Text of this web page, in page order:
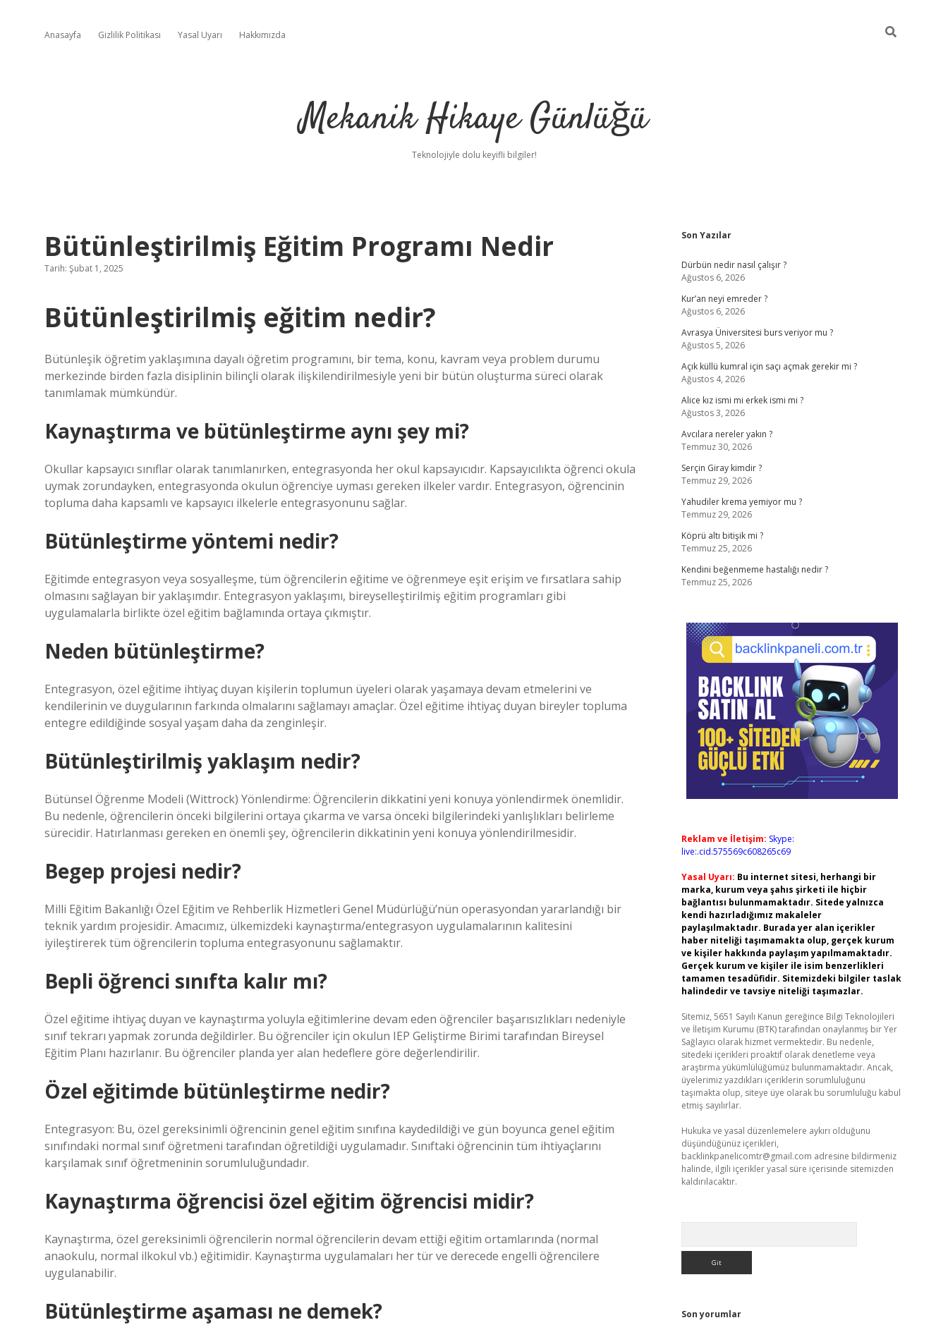
Anasayfa Gizlilik Politikası Yasal Uyarı Hakkımızda
Mekanik Hikaye Günlüğü
Teknolojiyle dolu keyifli bilgiler!
Bütünleştirilmiş Eğitim Programı Nedir
Tarih: Şubat 1, 2025
Bütünleştirilmiş eğitim nedir?
Bütünleşik öğretim yaklaşımına dayalı öğretim programını, bir tema, konu, kavram veya problem durumu
merkezinde birden fazla disiplinin bilinçli olarak ilişkilendirilmesiyle yeni bir bütün oluşturma süreci olarak
tanımlamak mümkündür.
Kaynaştırma ve bütünleştirme aynı şey mi?
Okullar kapsayıcı sınıflar olarak tanımlanırken, entegrasyonda her okul kapsayıcıdır. Kapsayıcılıkta öğrenci okula
uymak zorundayken, entegrasyonda okulun öğrenciye uyması gereken ilkeler vardır. Entegrasyon, öğrencinin
topluma daha kapsamlı ve kapsayıcı ilkelerle entegrasyonunu sağlar.
Bütünleştirme yöntemi nedir?
Eğitimde entegrasyon veya sosyalleşme, tüm öğrencilerin eğitime ve öğrenmeye eşit erişim ve fırsatlara sahip
olmasını sağlayan bir yaklaşımdır. Entegrasyon yaklaşımı, bireyselleştirilmiş eğitim programları gibi
uygulamalarla birlikte özel eğitim bağlamında ortaya çıkmıştır.
Neden bütünleştirme?
Entegrasyon, özel eğitime ihtiyaç duyan kişilerin toplumun üyeleri olarak yaşamaya devam etmelerini ve
kendilerinin ve duygularının farkında olmalarını sağlamayı amaçlar. Özel eğitime ihtiyaç duyan bireyler topluma
entegre edildiğinde sosyal yaşam daha da zenginleşir.
Bütünleştirilmiş yaklaşım nedir?
Bütünsel Öğrenme Modeli (Wittrock) Yönlendirme: Öğrencilerin dikkatini yeni konuya yönlendirmek önemlidir.
Bu nedenle, öğrencilerin önceki bilgilerini ortaya çıkarma ve varsa önceki bilgilerindeki yanlışlıkları belirleme
sürecidir. Hatırlanması gereken en önemli şey, öğrencilerin dikkatinin yeni konuya yönlendirilmesidir.
Begep projesi nedir?
Milli Eğitim Bakanlığı Özel Eğitim ve Rehberlik Hizmetleri Genel Müdürlüğü’nün operasyondan yararlandığı bir
teknik yardım projesidir. Amacımız, ülkemizdeki kaynaştırma/entegrasyon uygulamalarının kalitesini
iyileştirerek tüm öğrencilerin topluma entegrasyonunu sağlamaktır.
Bepli öğrenci sınıfta kalır mı?
Özel eğitime ihtiyaç duyan ve kaynaştırma yoluyla eğitimlerine devam eden öğrenciler başarısızlıkları nedeniyle
sınıf tekrarı yapmak zorunda değildirler. Bu öğrenciler için okulun IEP Geliştirme Birimi tarafından Bireysel
Eğitim Planı hazırlanır. Bu öğrenciler planda yer alan hedeflere göre değerlendirilir.
Özel eğitimde bütünleştirme nedir?
Entegrasyon: Bu, özel gereksinimli öğrencinin genel eğitim sınıfına kaydedildiği ve gün boyunca genel eğitim
sınıfındaki normal sınıf öğretmeni tarafından öğretildiği uygulamadır. Sınıftaki öğrencinin tüm ihtiyaçlarını
karşılamak sınıf öğretmeninin sorumluluğundadır.
Kaynaştırma öğrencisi özel eğitim öğrencisi midir?
Kaynaştırma, özel gereksinimli öğrencilerin normal öğrencilerin devam ettiği eğitim ortamlarında (normal
anaokulu, normal ilkokul vb.) eğitimidir. Kaynaştırma uygulamaları her tür ve derecede engelli öğrencilere
uygulanabilir.
Bütünleştirme aşaması ne demek?
Sidebar
Son Yazılar
Dürbün nedir nasıl çalışır ?
Ağustos 6, 2026
Kur’an neyi emreder ?
Ağustos 6, 2026
Avrasya Üniversitesi burs veriyor mu ?
Ağustos 5, 2026
Açık küllü kumral için saçı açmak gerekir mi ?
Ağustos 4, 2026
Alice kız ismi mi erkek ismi mi ?
Ağustos 3, 2026
Avcılara nereler yakın ?
Temmuz 30, 2026
Serçin Giray kimdir ?
Temmuz 29, 2026
Yahudiler krema yemiyor mu ?
Temmuz 29, 2026
Köprü altı bitişik mi ?
Temmuz 25, 2026
Kendini beğenmeme hastalığı nedir ?
Temmuz 25, 2026
Reklam ve İletişim: Skype:
live:.cid.575569c608265c69
Yasal Uyarı: Bu internet sitesi, herhangi bir
marka, kurum veya şahıs şirketi ile hiçbir
bağlantısı bulunmamaktadır. Sitede yalnızca
kendi hazırladığımız makaleler
paylaşılmaktadır. Burada yer alan içerikler
haber niteliği taşımamakta olup, gerçek kurum
ve kişiler hakkında paylaşım yapılmamaktadır.
Gerçek kurum ve kişiler ile isim benzerlikleri
tamamen tesadüfidir. Sitemizdeki bilgiler taslak
halindedir ve tavsiye niteliği taşımazlar.
Sitemiz, 5651 Sayılı Kanun gereğince Bilgi Teknolojileri
ve İletişim Kurumu (BTK) tarafından onaylanmış bir Yer
Sağlayıcı olarak hizmet vermektedir. Bu nedenle,
sitedeki içerikleri proaktif olarak denetleme veya
araştırma yükümlülüğümüz bulunmamaktadır. Ancak,
üyelerimiz yazdıkları içeriklerin sorumluluğunu
taşımakta olup, siteye üye olarak bu sorumluluğu kabul
etmiş sayılırlar.
Hukuka ve yasal düzenlemelere aykırı olduğunu
düşündüğünüz içerikleri,
backlinkpanelicomtr@gmail.com adresine bildirmeniz
halinde, ilgili içerikler yasal süre içerisinde sitemizden
kaldırılacaktır.
Son yorumlar